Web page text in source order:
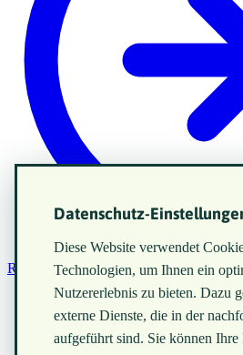
Registrieren
Datenschutz-
Diese Website verwendet
Technologien, um Ihnen ein
Nutzererlebnis zu bieten. Dazu
externe Dienste, die in der
aufgeführt sind. Sie können